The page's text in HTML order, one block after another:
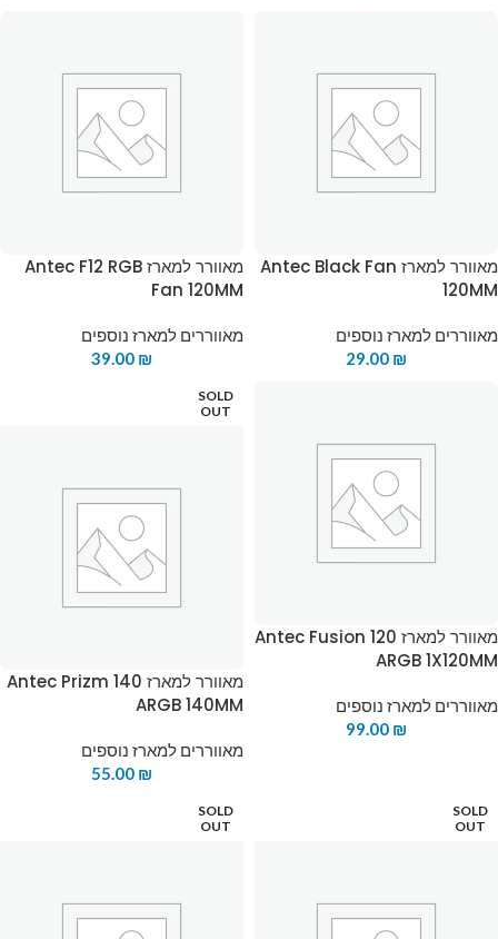
מאוורר למארז Antec Black Fan
120MM
מאווררים למארז נוספים
29.00 ₪
מאוורר למארז Antec F12 RGB
Fan 120MM
מאווררים למארז נוספים
39.00 ₪
מאוורר למארז Antec Fusion 120
ARGB 1X120MM
מאווררים למארז נוספים
99.00 ₪
SOLD
OUT
מאוורר למארז Antec Prizm 140
ARGB 140MM
מאווררים למארז נוספים
55.00 ₪
SOLD
OUT
SOLD
OUT